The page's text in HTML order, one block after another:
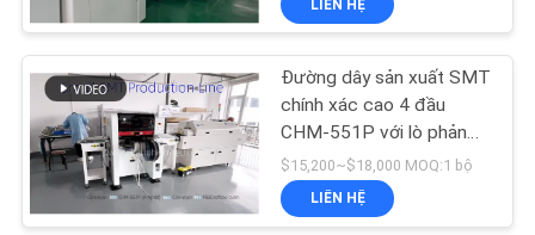
SƠ
ĐỒ
TRANG
WEB
LIÊN HỆ
Đường dây sản xuất SMT
chính xác cao 4 đầu
CHM-551P với lò phản
phồng 4 vùng cho lắp ráp
PCB
$15,200~$18,000 MOQ:1 bộ
LIÊN HỆ